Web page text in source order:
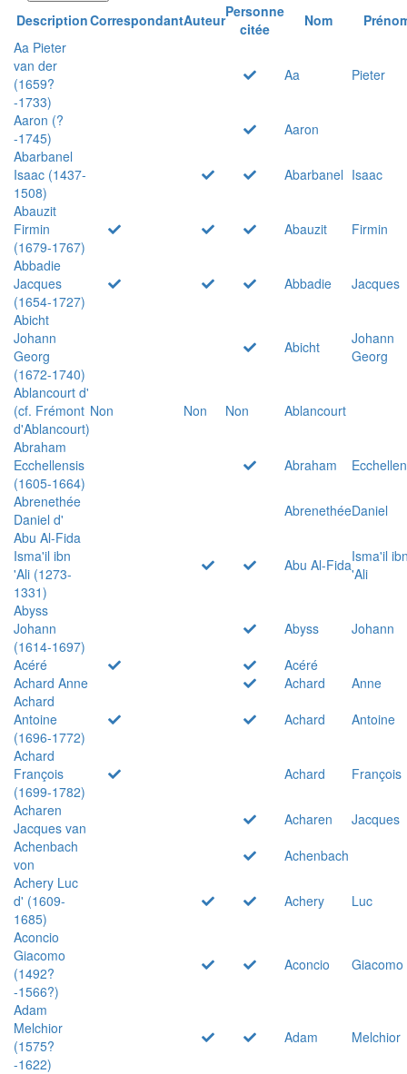
DescriptionCorrespondantAuteurPersonne
citée
Nom
Aa Pieter
van der
(1659?
-1733)
Aa Pieter
Aaron (?
-1745)
Aaron
Abarbanel
Isaac (1437-
1508)
Abarbanel Isaac
Abauzit
Firmin
(1679-1767)
Abauzit
Firmin
Abbadie
Jacques
(1654-1727)
Abbadie
Jacques
Abicht
Johann
Georg
(1672-1740)
Abicht
Johann
Georg
Ablancourt d'
(cf. Frémont
d'Ablancourt)
Non Non Non
Ablancourt
Abraham
Ecchellensis
(1605-1664)
Abraham
Abrenethée
Daniel d'
AbrenethéeDaniel
Abu Al-Fida
Isma'il ibn
'Ali (1273-
1331)
Abu Al-FidaIsma'il
'Ali
Abyss
Johann
(1614-1697)
Abyss
Johann
Acéré
Acéré
Achard Anne
Achard
Anne
Achard
Antoine
(1696-1772)
Achard
Antoine
Achard
François
(1699-1782)
Achard
François
Acharen
Jacques van
Acharen
Jacques
Achenbach
von
Achenbach
Achery Luc
d' (1609-
1685)
Achery
Luc
Aconcio
Giacomo
(1492?
-1566?)
Aconcio Giacomo
Adam
Melchior
(1575?
-1622)
Adam Melchior